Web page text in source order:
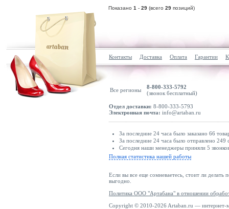
Показано 1 - 29 (всего 29 позиций)
Контакты Доставка Оплата Гарантии
Все регионы
8-800-333-5792
(звонок бесплатный)
Отдел доставки: 8-800-333-5793
Электронная почта: info@artaban.ru
За последние 24 часа было заказано 66
За последние 24 часа было отправлено
Сегодня наши менеджеры приняли 5
Полная статистика нашей работы
Если вы все еще сомневаетесь, стоит ли делать
выгодно.
Политика ООО "Артабана" в отношении
Copyright © 2010-2026 Artaban.ru — интернет-